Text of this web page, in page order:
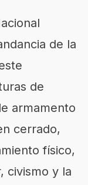
de la
de
armamento
cerrado,
físico,
civismo y la